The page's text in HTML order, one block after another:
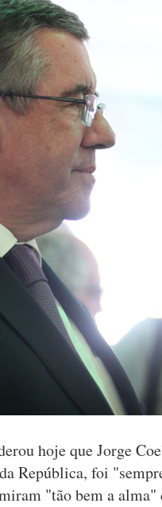
hoje que Jorge
República, foi
"tão bem a alma"